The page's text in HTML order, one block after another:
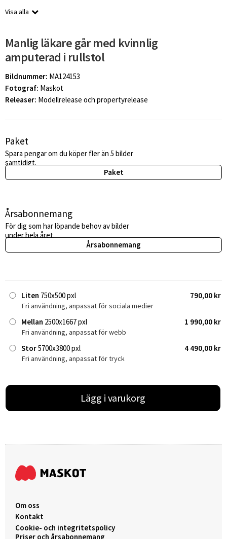
Visa alla
Manlig läkare går med kvinnlig
amputerad i rullstol
Bildnummer: MA124153
Fotograf: Maskot
Releaser: Modellrelease och propertyrelease
Paket
Spara pengar om du köper fler än 5 bilder
samtidigt.
Paket
Årsabonnemang
För dig som har löpande behov av bilder
under hela året.
Årsabonnemang
Liten 750x500 pxl 790,00 kr
Fri användning, anpassat för sociala medier
Mellan 2500x1667 pxl 1 990,00 kr
Fri användning, anpassat för webb
Stor5700x3800 pxl 4 490,00 kr
Fri användning, anpassat för tryck
Lägg i varukorg
Om oss
Kontakt
Cookie- och integritetspolicy
Priser och årsabonnemang